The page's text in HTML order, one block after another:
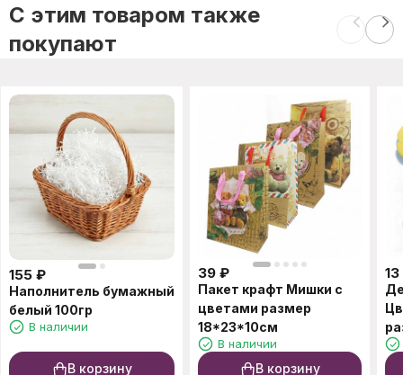
C этим товаром также
покупают
155 ₽
Наполнитель бумажный
белый 100гр
В наличии
В корзину
39 ₽
Пакет крафт Мишки с
цветами размер
18*23*10см
В наличии
В корзину
13